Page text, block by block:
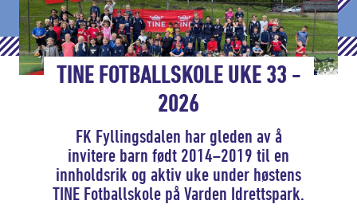
TINE FOTBALLSKOLE UKE 33 -
2026
FK Fyllingsdalen har gleden av å
invitere barn født 2014–2019 til en
innholdsrik og aktiv uke under høstens
TINE Fotballskole på Varden Idrettspark.